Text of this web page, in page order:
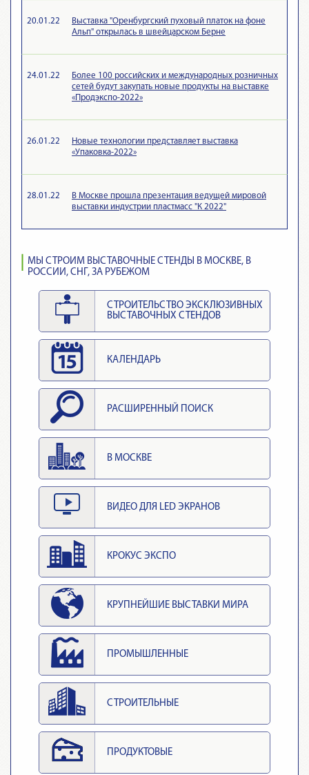
20.01.22
Выставка "Оренбургский пуховый платок на фоне
Альп" открылась в швейцарском Берне
24.01.22
Более 100 российских и международных розничных
сетей будут закупать новые продукты на выставке
«Продэкспо-2022»
26.01.22
Новые технологии представляет выставка
«Упаковка-2022»
28.01.22
В Москве прошла презентация ведущей мировой
выставки индустрии пластмасс "К 2022"
МЫ СТРОИМ ВЫСТАВОЧНЫЕ СТЕНДЫ В МОСКВЕ, В
РОССИИ, СНГ, ЗА РУБЕЖОМ
СТРОИТЕЛЬСТВО ЭКСКЛЮЗИВНЫХ
ВЫСТАВОЧНЫХ СТЕНДОВ
КАЛЕНДАРЬ
РАСШИРЕННЫЙ ПОИСК
В МОСКВЕ
ВИДЕО ДЛЯ LED ЭКРАНОВ
КРОКУС ЭКСПО
КРУПНЕЙШИЕ ВЫСТАВКИ МИРА
ПРОМЫШЛЕННЫЕ
СТРОИТЕЛЬНЫЕ
ПРОДУКТОВЫЕ